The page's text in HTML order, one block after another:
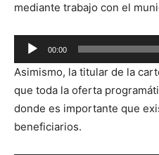
mediante trabajo con el
Reproductor
de
audio
00:00
Asimismo, la titular de la
que toda la oferta
donde es importante que
beneficiarios.